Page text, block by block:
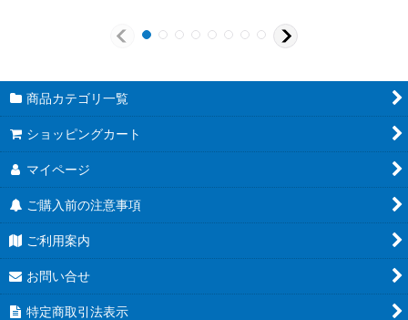
商品カテゴリ一覧
ショッピングカート
マイページ
ご購入前の注意事項
ご利用案内
お問い合せ
特定商取引法表示